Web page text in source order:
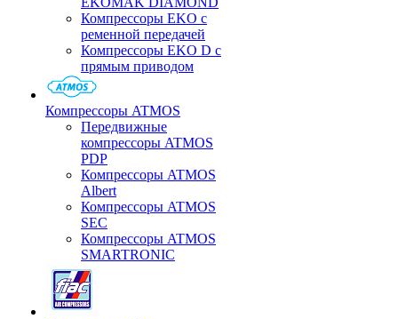
Компрессоры EKO c
ременной передачей
Компрессоры EKO D с
прямым приводом
Компрессоры ATMOS
Передвижные
компрессоры ATMOS
PDP
Компрессоры ATMOS
Albert
Компрессоры ATMOS
SEC
Компрессоры ATMOS
SMARTRONIC